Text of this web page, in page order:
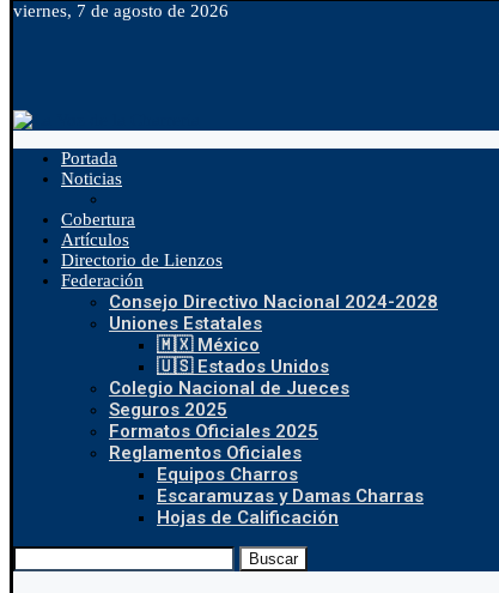
viernes, 7 de agosto de 2026
Portada
Noticias
Cobertura
Artículos
Directorio de Lienzos
Federación
Consejo Directivo Nacional 2024-2028
Uniones Estatales
🇲🇽 México
🇺🇸 Estados Unidos
Colegio Nacional de Jueces
Seguros 2025
Formatos Oficiales 2025
Reglamentos Oficiales
Equipos Charros
Escaramuzas y Damas Charras
Hojas de Calificación
Buscar